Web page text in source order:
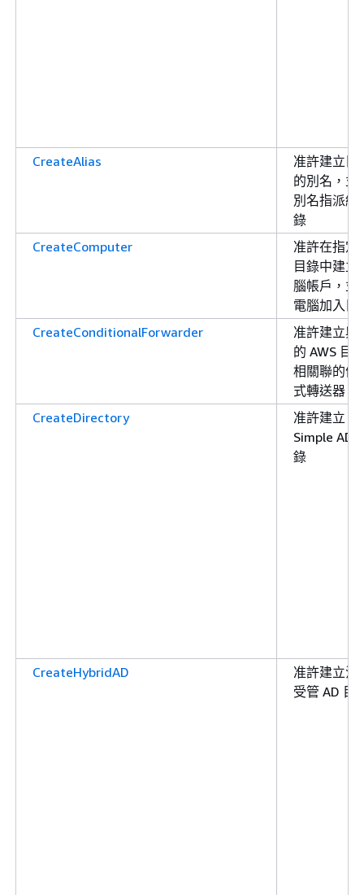
CreateAlias
准許建立目
的別名，並
別名指派給
錄
CreateComputer
准許在指定
目錄中建立
腦帳戶，並
電腦加入目
CreateConditionalForwarder
准許建立與
的 AWS 目
相關聯的條
式轉送器
CreateDirectory
准許建立
Simple AD
錄
CreateHybridAD
准許建立混
受管 AD 目